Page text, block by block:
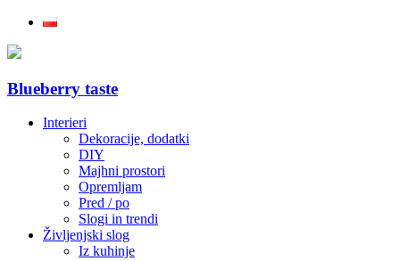
Blueberry taste
Interieri
Dekoracije, dodatki
DIY
Majhni prostori
Opremljam
Pred / po
Slogi in trendi
Življenjski slog
Iz kuhinje